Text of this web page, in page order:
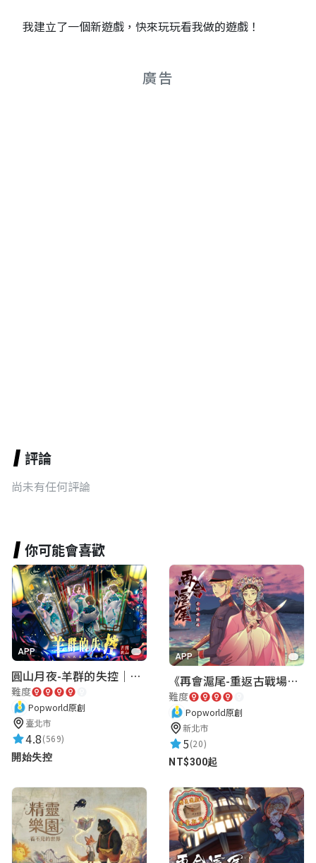
我建立了一個新遊戲，快來玩玩看我做的遊戲！
廣告
評論
尚未有任何評論
你可能會喜歡
APP
圓山月夜-羊群的失控｜圓山飯店 ARG實境解謎遊戲
難度
Popworld原創
臺北市
4.8(569)
開始失控
APP
《再會滬尾-重返古戰場》｜淡水老街實境遊戲｜實體遊戲盒
難度
Popworld原創
新北市
5(20)
NT$300起